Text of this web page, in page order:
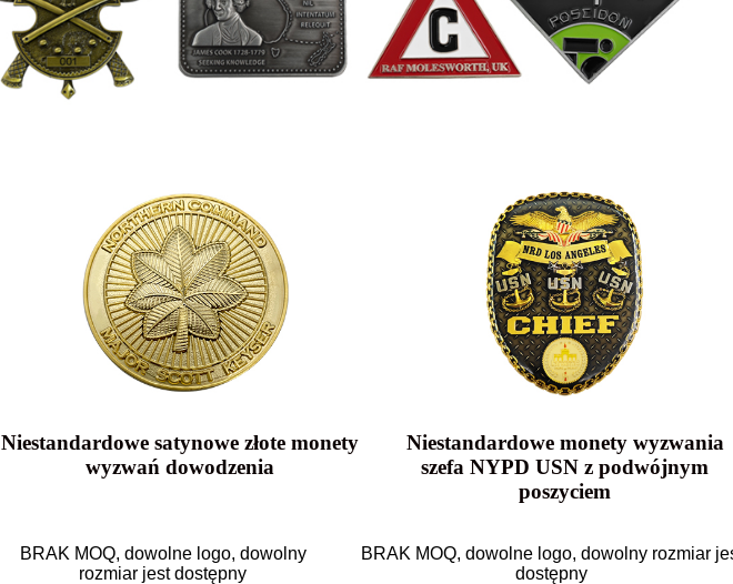
Niestandardowe satynowe złote monety
wyzwań dowodzenia
Niestandardowe monety wyzwania
szefa NYPD USN z podwójnym
poszyciem
BRAK MOQ, dowolne logo, dowolny
rozmiar jest dostępny
BRAK MOQ, dowolne logo, dowolny rozmiar
dostępny